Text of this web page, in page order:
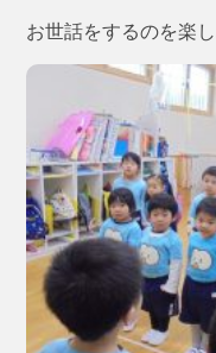
お世話をするのを楽